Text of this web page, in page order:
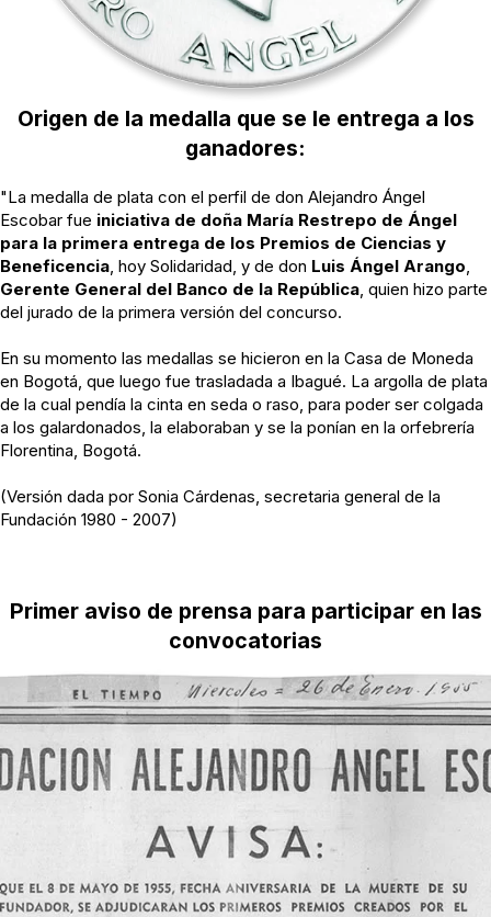
Origen de la medalla que se le entrega a los
ganadores:
"La medalla de plata con el perfil de don Alejandro Ángel
Escobar fue iniciativa de doña María Restrepo de Ángel
para la primera entrega de los Premios de Ciencias y
Beneficencia , hoy Solidaridad, y de don Luis Ángel Arango
Gerente General del Banco de la República , quien hizo parte
del jurado de la primera versión del concurso.
En su momento las medallas se hicieron en la Casa de Moneda
en Bogotá, que luego fue trasladada a Ibagué. La argolla de plata
de la cual pendía la cinta en seda o raso, para poder ser colgada
a los galardonados, la elaboraban y se la ponían en la orfebrería
Florentina, Bogotá.
(Versión dada por Sonia Cárdenas, secretaria general de la
Fundación 1980 - 2007)
Primer aviso de prensa para participar en las
convocatorias